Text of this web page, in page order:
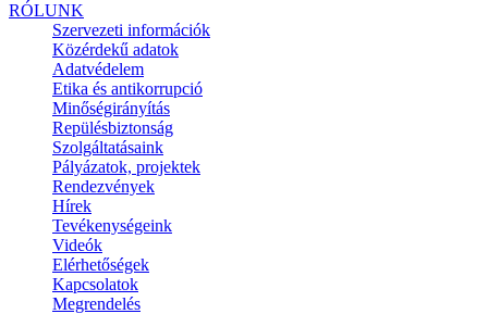
RÓLUNK
Szervezeti információk
Közérdekű adatok
Adatvédelem
Etika és antikorrupció
Minőségirányítás
Repülésbiztonság
Szolgáltatásaink
Pályázatok, projektek
Rendezvények
Hírek
Tevékenységeink
Videók
Elérhetőségek
Kapcsolatok
Megrendelés